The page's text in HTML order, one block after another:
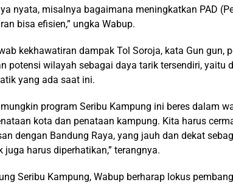
nyata, misalnya bagaimana meningkatkan PAD
bisa efisien,” ungka Wabup.
kekhawatiran dampak Tol Soroja, kata Gun gun,
potensi wilayah sebagai daya tarik tersendiri, yaitu
yang ada saat ini.
program Seribu Kampung ini beres dalam
kota dan penataan kampung. Kita harus
dengan Bandung Raya, yang jauh dan dekat
juga harus diperhatikan,” terangnya.
Seribu Kampung, Wabup berharap lokus